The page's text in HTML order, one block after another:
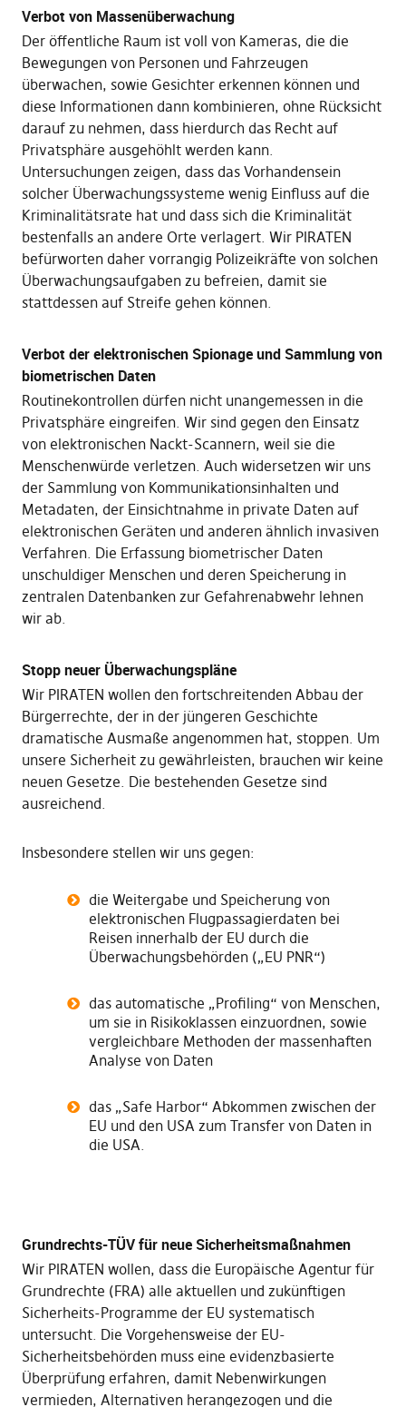
Verbot von Massenüberwachung
Der öffentliche Raum ist voll von Kameras, die die
Bewegungen von Personen und Fahrzeugen
überwachen, sowie Gesichter erkennen können und
diese Informationen dann kombinieren, ohne Rücksicht
darauf zu nehmen, dass hierdurch das Recht auf
Privatsphäre ausgehöhlt werden kann.
Untersuchungen zeigen, dass das Vorhandensein
solcher Überwachungssysteme wenig Einfluss auf die
Kriminalitätsrate hat und dass sich die Kriminalität
bestenfalls an andere Orte verlagert. Wir PIRATEN
befürworten daher vorrangig Polizeikräfte von solchen
Überwachungsaufgaben zu befreien, damit sie
stattdessen auf Streife gehen können.
Verbot der elektronischen Spionage und Sammlung von
biometrischen Daten
Routinekontrollen dürfen nicht unangemessen in die
Privatsphäre eingreifen. Wir sind gegen den Einsatz
von elektronischen Nackt-Scannern, weil sie die
Menschenwürde verletzen. Auch widersetzen wir uns
der Sammlung von Kommunikationsinhalten und
Metadaten, der Einsichtnahme in private Daten auf
elektronischen Geräten und anderen ähnlich invasiven
Verfahren. Die Erfassung biometrischer Daten
unschuldiger Menschen und deren Speicherung in
zentralen Datenbanken zur Gefahrenabwehr lehnen
wir ab.
Stopp neuer Überwachungspläne
Wir PIRATEN wollen den fortschreitenden Abbau der
Bürgerrechte, der in der jüngeren Geschichte
dramatische Ausmaße angenommen hat, stoppen. Um
unsere Sicherheit zu gewährleisten, brauchen wir keine
neuen Gesetze. Die bestehenden Gesetze sind
ausreichend.
Insbesondere stellen wir uns gegen:
die Weitergabe und Speicherung von
elektronischen Flugpassagierdaten bei
Reisen innerhalb der EU durch die
Überwachungsbehörden („EU PNR“)
das automatische „Profiling“ von Menschen,
um sie in Risikoklassen einzuordnen, sowie
vergleichbare Methoden der massenhaften
Analyse von Daten
das „Safe Harbor“ Abkommen zwischen der
EU und den USA zum Transfer von Daten in
die USA.
Grundrechts-TÜV für neue Sicherheitsmaßnahmen
Wir PIRATEN wollen, dass die Europäische Agentur für
Grundrechte (FRA) alle aktuellen und zukünftigen
Sicherheits-Programme der EU systematisch
untersucht. Die Vorgehensweise der EU-
Sicherheitsbehörden muss eine evidenzbasierte
Überprüfung erfahren, damit Nebenwirkungen
vermieden, Alternativen herangezogen und die